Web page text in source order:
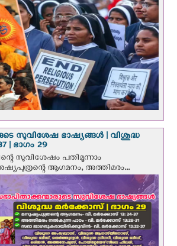
സുവിശേഷ ഭാഷ്യങ്ങള്‍ | വിശുദ്ധ
| ഭാഗം 29
സുവിശേഷം പതിമൂന്നാം
ആഗമനം, അത്തിമരം...